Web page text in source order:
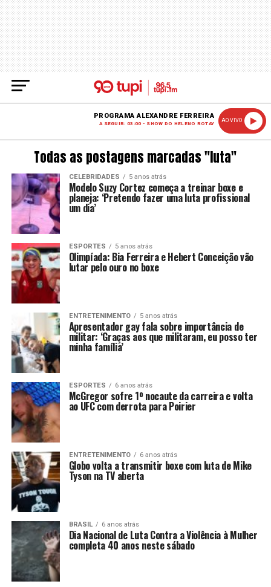
PROGRAMA ALEXANDRE FERREIRA
A SEGUIR: 03:00 - SHOW DO HELENO ROTAY
AO VIVO
Todas as postagens marcadas "luta"
CELEBRIDADES 5 anos atrás
Modelo Suzy Cortez começa a treinar boxe e
planeja: ‘Pretendo fazer uma luta profissional
um dia’
ESPORTES 5 anos atrás
Olimpíada: Bia Ferreira e Hebert Conceição vão
lutar pelo ouro no boxe
ENTRETENIMENTO 5 anos atrás
Apresentador gay fala sobre importância de
militar: ‘Graças aos que militaram, eu posso ter
minha família’
ESPORTES 6 anos atrás
McGregor sofre 1º nocaute da carreira e volta
ao UFC com derrota para Poirier
ENTRETENIMENTO 6 anos atrás
Globo volta a transmitir boxe com luta de Mike
Tyson na TV aberta
BRASIL 6 anos atrás
Dia Nacional de Luta Contra a Violência à Mulher
completa 40 anos neste sábado